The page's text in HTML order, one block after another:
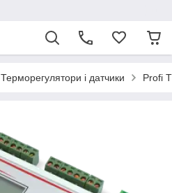
Терморегулятори і датчики Profi